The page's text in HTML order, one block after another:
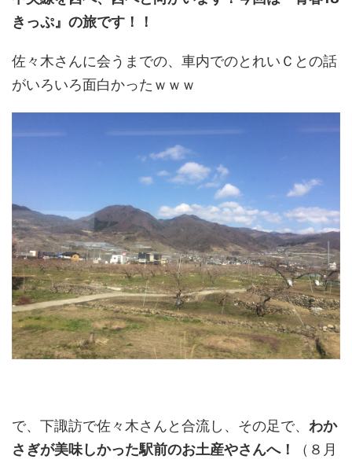
きっぷ』の旅です！！
佐々木さんに会うまでの、車内でのとれいＣとの話
がいろいろ面白かったｗｗｗ
で、下諏訪で佐々木さんと合流し、その足で、 わか
さぎが美味しかった駅前のお土産やさんへ！
（８月